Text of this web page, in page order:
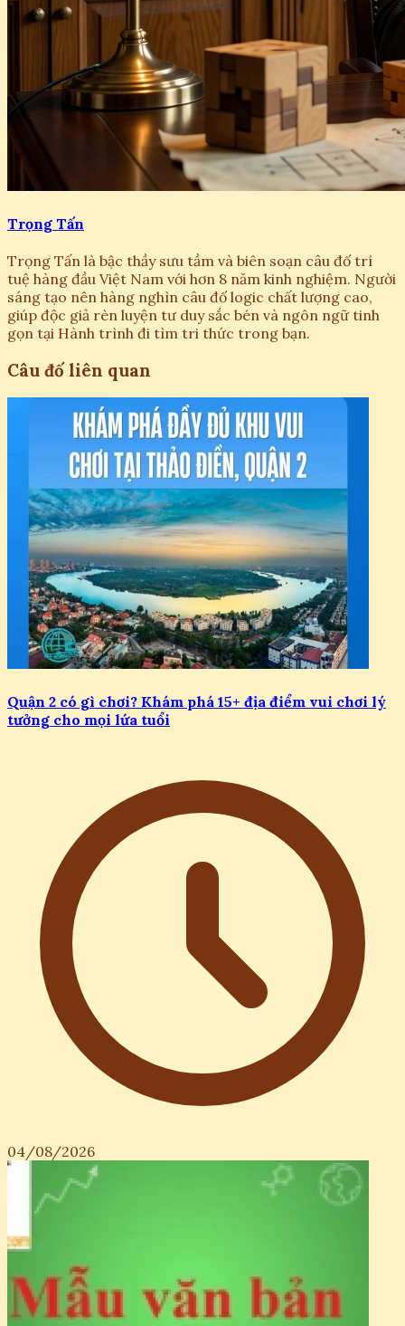
Trọng Tấn
Trọng Tấn là bậc thầy sưu tầm và biên soạn câu đố trí
tuệ hàng đầu Việt Nam với hơn 8 năm kinh nghiệm. Người
sáng tạo nên hàng nghìn câu đố logic chất lượng cao,
giúp độc giả rèn luyện tư duy sắc bén và ngôn ngữ tinh
gọn tại Hành trình đi tìm tri thức trong bạn.
Câu đố liên quan
Quận 2 có gì chơi? Khám phá 15+ địa điểm vui chơi lý
tưởng cho mọi lứa tuổi
04/08/2026